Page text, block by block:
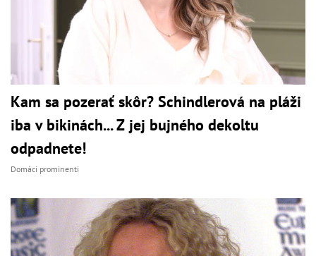
Kam sa pozerať skôr? Schindlerová na pláži
iba v bikinách... Z jej bujného dekoltu
odpadnete!
Domáci prominenti